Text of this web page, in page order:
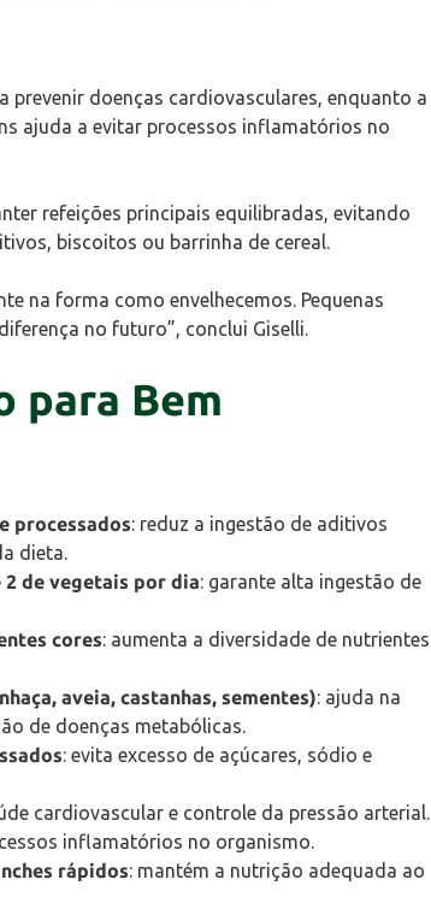
prevenir doenças cardiovasculares, enquanto a
ajuda a evitar processos inflamatórios no
refeições principais equilibradas, evitando
biscoitos ou barrinha de cereal.
na forma como envelhecemos. Pequenas
no futuro”, conclui Giselli.
para Bem
processados: reduz a ingestão de aditivos
dieta.
2 de vegetais por dia: garante alta ingestão de
cores: aumenta a diversidade de nutrientes
aveia, castanhas, sementes): ajuda na
de doenças metabólicas.
: evita excesso de açúcares, sódio e
cardiovascular e controle da pressão arterial.
inflamatórios no organismo.
rápidos: mantém a nutrição adequada ao